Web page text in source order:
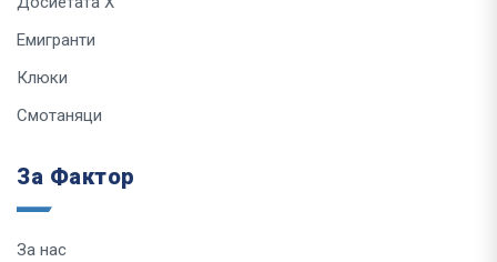
Емигранти
Клюки
Смотаняци
За Фактор
За нас